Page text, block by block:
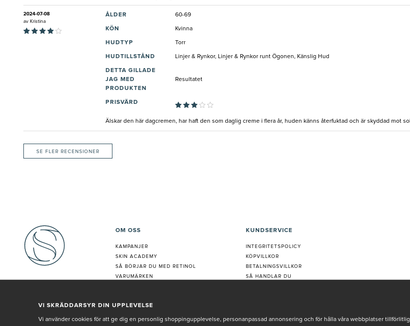
2024-07-08
av Kristina
ÅLDER 60-69
KÖN Kvinna
HUDTYP Torr
HUDTILLSTÅND Linjer & Rynkor, Linjer & Rynkor runt Ögonen, Känslig Hud
DETTA GILLADE
JAG MED
PRODUKTEN
Resultatet
PRISVÄRD
Älskar den här dagcremen, har haft den som daglig creme i flera år, huden känns återfuktad och är skyddad mot sol
SE FLER RECENSIONER
OM OSS
KAMPANJER
SKIN ACADEMY
SÅ BÖRJAR DU MED RETINOL
VARUMÄRKEN
VÅR PERSONAL
KUNDSERVICE
INTEGRITETSPOLICY
KÖPVILLKOR
BETALNINGSVILLKOR
SÅ HANDLAR DU
REKLAMATION
VI SKRÄDDARSYR DIN UPPLEVELSE
Vi använder cookies för att ge dig en personlig shoppingupplevelse, personanpassad annonsering och för hålla våra webbplatser